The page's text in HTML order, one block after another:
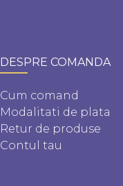
DESPRE COMANDA
Cum comand
Modalitati de plata
Retur de produse
Contul tau